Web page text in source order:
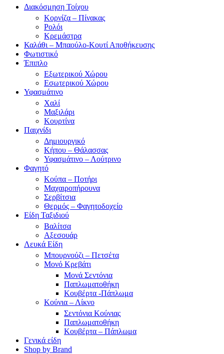
Διακόσμηση Τοίχου
Κορνίζα – Πίνακας
Ρολόι
Κρεμάστρα
Καλάθι – Μπαούλο-Κουτί Αποθήκευσης
Φωτιστικό
Έπιπλο
Εξωτερικού Χώρου
Εσωτερικού Χώρου
Υφασμάτινο
Χαλί
Μαξιλάρι
Κουρτίνα
Παιχνίδι
Δημιουργικό
Κήπου – Θάλασσας
Υφασμάτινο – Λούτρινο
Φαγητό
Κούπα – Ποτήρι
Μαχαιροπήρουνα
Σερβίτσια
Θερμός – Φαγητοδοχείο
Είδη Ταξιδιού
Βαλίτσα
Αξεσουάρ
Λευκά Είδη
Μπουρνούζι – Πετσέτα
Μονό Κρεβάτι
Μονά Σεντόνια
Παπλωματοθήκη
Κουβέρτα -Πάπλωμα
Κούνια – Λίκνο
Σεντόνια Κούνιας
Παπλωματοθήκη
Κουβέρτα – Πάπλωμα
Γενικά είδη
Shop by Brand